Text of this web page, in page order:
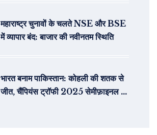
महाराष्ट्र चुनावों के चलते NSE और BSE
में व्यापार बंद: बाजार की नवीनतम स्थिति
भारत बनाम पाकिस्तान: कोहली की शतक से
जीत, चैंपियंस ट्रॉफी 2025 सेमीफ़ाइनल में